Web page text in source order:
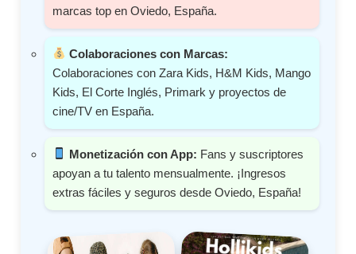
marcas top en Oviedo, España.
Colaboraciones con Marcas:
Colaboraciones con Zara Kids, H&M Kids, Mango
Kids, El Corte Inglés, Primark y proyectos de
cine/TV en España.
Monetización con App: Fans y suscriptores
apoyan a tu talento mensualmente. ¡Ingresos
extras fáciles y seguros desde Oviedo, España!